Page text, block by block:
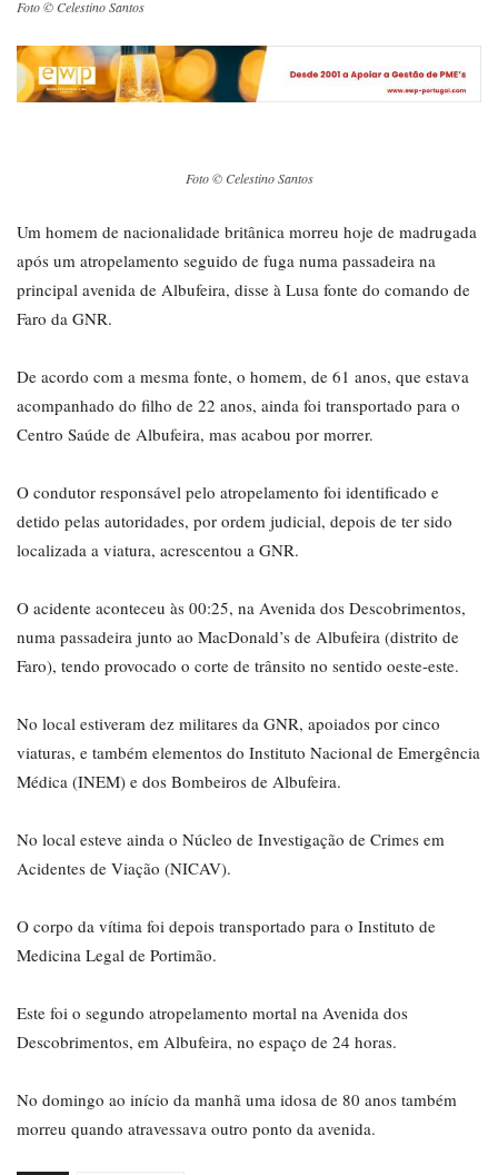
Foto © Celestino Santos
Foto © Celestino Santos
Um homem de nacionalidade britânica morreu hoje de madrugada
após um atropelamento seguido de fuga numa passadeira na
principal avenida de Albufeira, disse à Lusa fonte do comando de
Faro da GNR.
De acordo com a mesma fonte, o homem, de 61 anos, que estava
acompanhado do filho de 22 anos, ainda foi transportado para o
Centro Saúde de Albufeira, mas acabou por morrer.
O condutor responsável pelo atropelamento foi identificado e
detido pelas autoridades, por ordem judicial, depois de ter sido
localizada a viatura, acrescentou a GNR.
O acidente aconteceu às 00:25, na Avenida dos Descobrimentos,
numa passadeira junto ao MacDonald’s de Albufeira (distrito de
Faro), tendo provocado o corte de trânsito no sentido oeste-este.
No local estiveram dez militares da GNR, apoiados por cinco
viaturas, e também elementos do Instituto Nacional de Emergência
Médica (INEM) e dos Bombeiros de Albufeira.
No local esteve ainda o Núcleo de Investigação de Crimes em
Acidentes de Viação (NICAV).
O corpo da vítima foi depois transportado para o Instituto de
Medicina Legal de Portimão.
Este foi o segundo atropelamento mortal na Avenida dos
Descobrimentos, em Albufeira, no espaço de 24 horas.
No domingo ao início da manhã uma idosa de 80 anos também
morreu quando atravessava outro ponto da avenida.